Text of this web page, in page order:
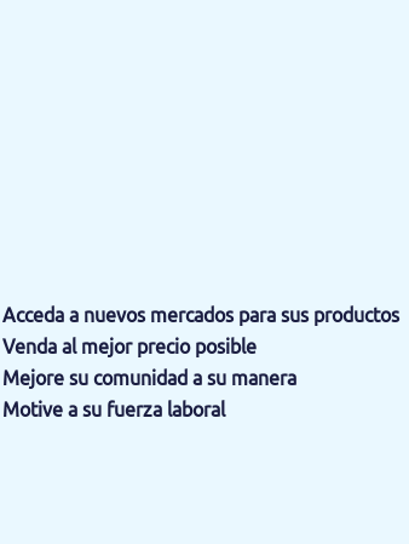
Acceda a nuevos mercados para sus productos
Venda al mejor precio posible
Mejore su comunidad a su manera
Motive a su fuerza laboral